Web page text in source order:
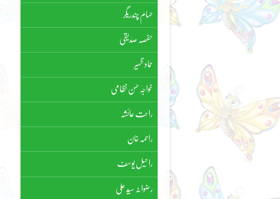
حسام چندریگر
حفصہ صدیقی
حماد ظہیر
خواجہ حسن نظامی
راحت عائشہ
راحمہ خان
راحیل یوسف
رضوانہ سیّد علی